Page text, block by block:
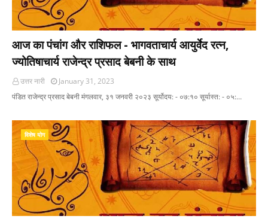
आज का पंचांग और राशिफल - भागवताचार्य आयुर्वेद रत्न,
ज्योतिषाचार्य राजेन्द्र प्रसाद बेबनी के साथ
उत्तर नारी
January 31, 2023
पंडित राजेन्द्र प्रसाद बेबनी मंगलवार, ३१ जनवरी २०२३ सूर्योदय: - ०७:१० सूर्यास्त: - ०५:…
विशेष योग